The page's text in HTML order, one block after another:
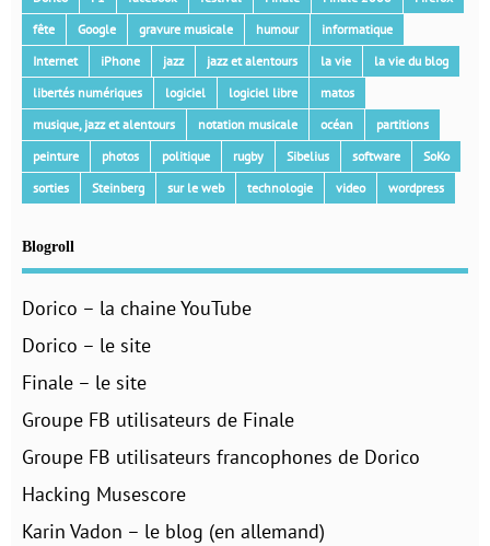
fête
Google gravure musicale humour
informatique
Internet
iPhone jazz jazz et alentours la vie
la vie du blog
libertés numériques
logiciel logiciel libre
matos
musique, jazz et alentours
notation musicale océan
partitions
peinture
photos politique rugby Sibelius software
SoKo
sorties
Steinberg sur le web technologie video wordpress
Blogroll
Dorico – la chaine YouTube
Dorico – le site
Finale – le site
Groupe FB utilisateurs de Finale
Groupe FB utilisateurs francophones de Dorico
Hacking Musescore
Karin Vadon – le blog (en allemand)